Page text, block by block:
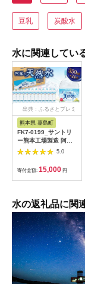
豆乳 炭酸水
水に関連してい
出典：ふるさとプレミ
熊本県 嘉島町
FK7-0199_サントリ
ー熊本工場製造 阿蘇
の天然水【550mlペッ
ト×24本】 熊本県 嘉
5.0
寄付金額: 15,000 円
水の返礼品に関